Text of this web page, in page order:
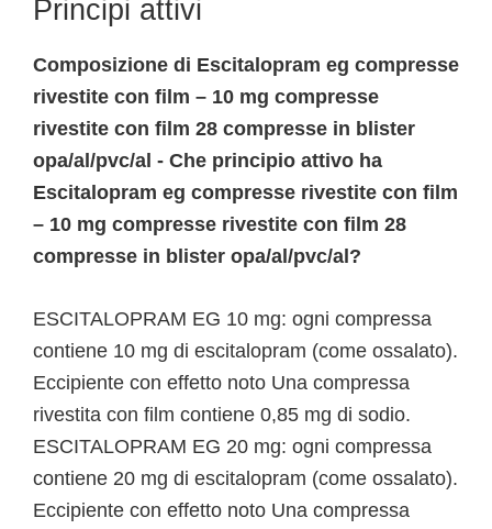
Principi attivi
Composizione di Escitalopram eg compresse
rivestite con film – 10 mg compresse
rivestite con film 28 compresse in blister
opa/al/pvc/al - Che principio attivo ha
Escitalopram eg compresse rivestite con film
– 10 mg compresse rivestite con film 28
compresse in blister opa/al/pvc/al?
ESCITALOPRAM EG 10 mg: ogni compressa
contiene 10 mg di escitalopram (come ossalato).
Eccipiente con effetto noto Una compressa
rivestita con film contiene 0,85 mg di sodio.
ESCITALOPRAM EG 20 mg: ogni compressa
contiene 20 mg di escitalopram (come ossalato).
Eccipiente con effetto noto Una compressa